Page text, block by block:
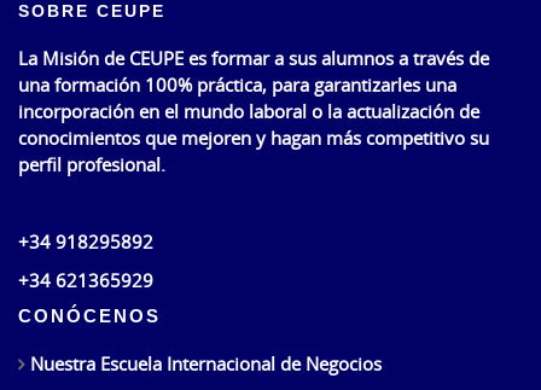
SOBRE CEUPE
La Misión de CEUPE es formar a sus alumnos a través de
una formación 100% práctica, para garantizarles una
incorporación en el mundo laboral o la actualización de
conocimientos que mejoren y hagan más competitivo su
perfil profesional.
+34 918295892
+34 621365929
CONÓCENOS
Nuestra Escuela Internacional de Negocios